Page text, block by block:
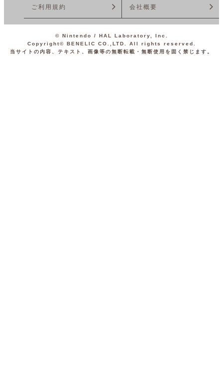
ご利用規約 会社概要
© Nintendo / HAL Laboratory, Inc.
Copyright© BENELIC CO.,LTD. All rights reserved.
当サイトの内容、テキスト、画像等の無断転載・無断使用を固く禁じます。